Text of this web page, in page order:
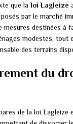
que la loi Lagleize
par le marché
mesures destinées à
modestes, tout
des terrains
du
de la loi Lagleize